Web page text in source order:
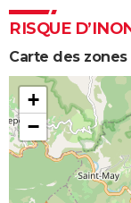
Bricolage
Lifestyle
Culture
Sport
Auto
Television
Voyage
Cinema
RISQUE
Carte des
+
−